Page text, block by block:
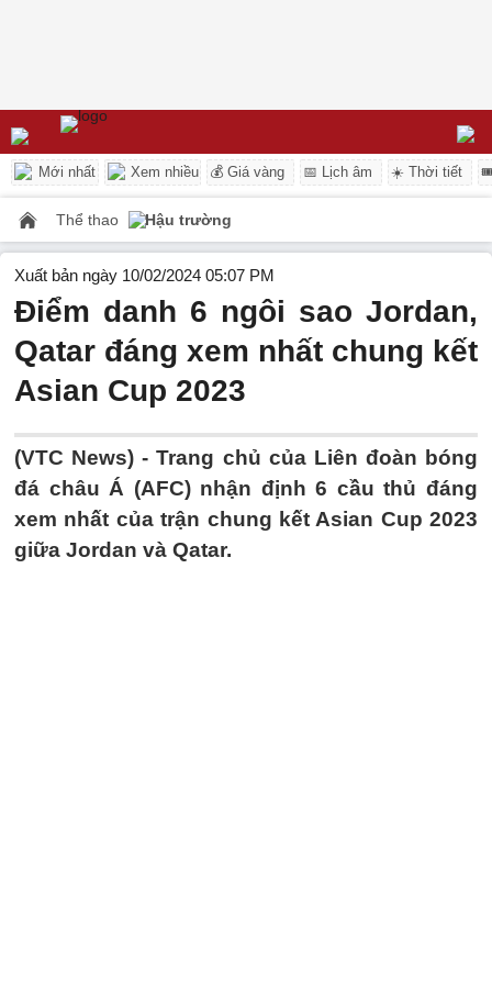
Mới nhất Xem nhiều 💰 Giá vàng 📅 Lịch âm ☀️ Thời tiết
Thể thao Hậu trường
Xuất bản ngày 10/02/2024 05:07 PM
Điểm danh 6 ngôi sao Jordan,
Qatar đáng xem nhất chung kết
Asian Cup 2023
(VTC News) -Trang chủ của Liên đoàn bóng
đá châu Á (AFC) nhận định 6 cầu thủ đáng
xem nhất của trận chung kết Asian Cup 2023
giữa Jordan và Qatar.